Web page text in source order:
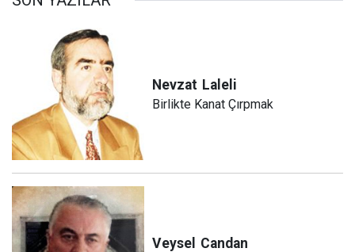
Nevzat Laleli
Birlikte Kanat Çırpmak
Veysel Candan